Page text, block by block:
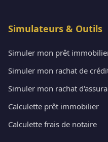
Simulateurs & Outils
Simuler mon prêt
Simuler mon rachat de
Simuler mon rachat
Calculette prêt immobilier
Calculette frais de notaire